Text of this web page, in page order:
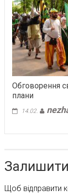
Обговорення
плани
14.02.
Залишити
Щоб відправити